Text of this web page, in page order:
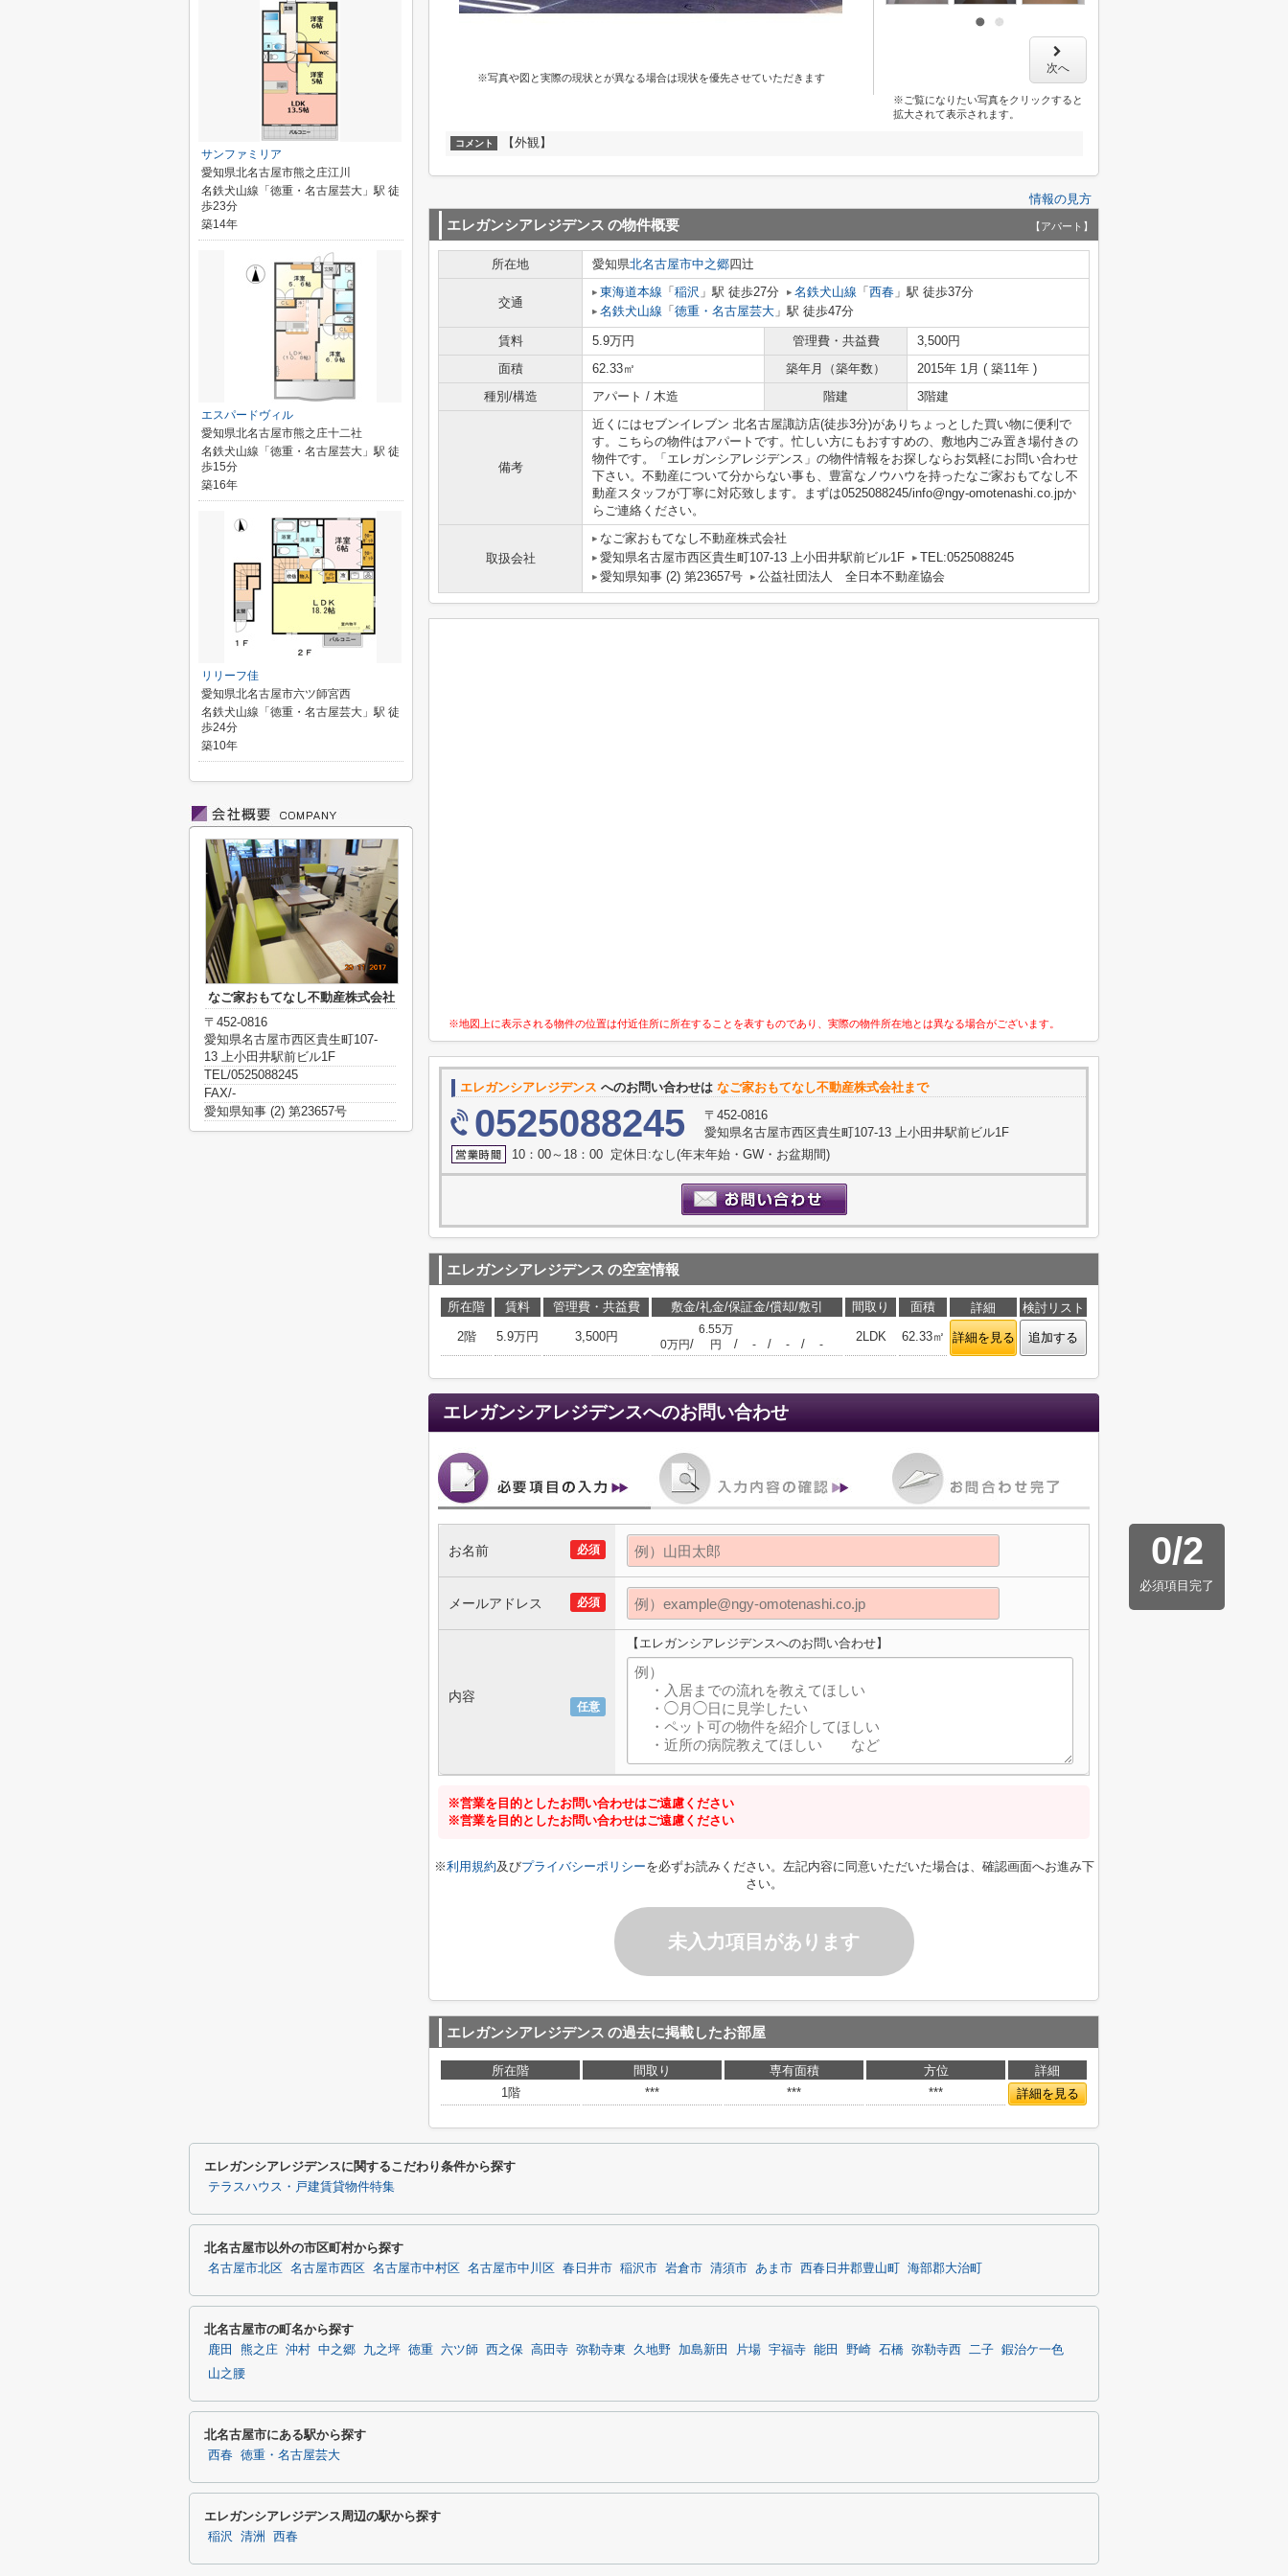
※写真や図と実際の現状とが異なる場合は現状を優先させていただきます
次へ
※ご覧になりたい写真をクリックすると
拡大されて表示されます。
コメント 【外観】
情報の見方
エレガンシアレジデンス の物件概要 【アパート】
所在地 愛知県北名古屋市中之郷四辻
交通
東海道本線 「 稲沢 」駅 徒歩27分 名鉄犬山線 「 西春 」駅 徒歩37分
名鉄犬山線 「 徳重・名古屋芸大 」駅 徒歩47分
賃料 5.9万円 管理費・共益費
3,500円
面積
62.33㎡ 築年月（築年数）
2015年 1月 ( 築11年 )
種別/構造
アパート / 木造 階建 3階建
備考
近くにはセブンイレブン 北名古屋諏訪店(徒歩3分)がありちょっとした買い物に便利で
す。こちらの物件はアパートです。忙しい方にもおすすめの、敷地内ごみ置き場付きの
物件です。「エレガンシアレジデンス」の物件情報をお探しならお気軽にお問い合わせ
下さい。不動産について分からない事も、豊富なノウハウを持ったなご家おもてなし不
動産スタッフが丁寧に対応致します。まずは0525088245/info@ngy-omotenashi.co.jpか
らご連絡ください。
取扱会社
なご家おもてなし不動産株式会社
愛知県名古屋市西区貴生町107-13 上小田井駅前ビル1F
TEL:0525088245
愛知県知事 (2) 第23657号
公益社団法人 全日本不動産協会
※地図上に表示される物件の位置は付近住所に所在することを表すものであり、実際の物件所在地とは異なる場合がございます。
エレガンシアレジデンス へのお問い合わせは なご家おもてなし不動産株式会社まで
0525088245
〒452-0816
愛知県名古屋市西区貴生町107-13 上小田井駅前ビル1F
10：00～18：00 定休日:なし(年末年始・GW・お盆期間)
エレガンシアレジデンス の空室情報
所在階 賃料 管理費・共益費 敷金/礼金/保証金/償却/敷引 間取り 面積 詳細
検討リスト
2階
5.9万円 3,500円
0万円/
6.55万
円
/ - / - / -
2LDK 62.33㎡ 詳細を見る 追加する
エレガンシアレジデンスへのお問い合わせ
0/2
必須項目完了
必須
お名前
必須
メールアドレス
任意
内容
【エレガンシアレジデンスへのお問い合わせ】
※営業を目的としたお問い合わせはご遠慮ください
※営業を目的としたお問い合わせはご遠慮ください
※利用規約及びプライバシーポリシーを必ずお読みください。左記内容に同意いただいた場合は、確認画面へお進み下
さい。
未入力項目があります
エレガンシアレジデンス の過去に掲載したお部屋
所在階 間取り 専有面積 方位
詳細
1階
*** *** *** 詳細を見る
サンファミリア
愛知県北名古屋市熊之庄江川
名鉄犬山線「徳重・名古屋芸大」駅 徒
歩23分
築14年
エスパードヴィル
愛知県北名古屋市熊之庄十二社
名鉄犬山線「徳重・名古屋芸大」駅 徒
歩15分
築16年
リリーフ佳
愛知県北名古屋市六ツ師宮西
名鉄犬山線「徳重・名古屋芸大」駅 徒
歩24分
築10年
なご家おもてなし不動産株式会社
〒452-0816
愛知県名古屋市西区貴生町107-
13 上小田井駅前ビル1F
TEL/0525088245
FAX/-
愛知県知事 (2) 第23657号
エレガンシアレジデンスに関するこだわり条件から探す
テラスハウス・戸建賃貸物件特集
北名古屋市以外の市区町村から探す
名古屋市北区 名古屋市西区 名古屋市中村区 名古屋市中川区 春日井市 稲沢市 岩倉市 清須市 あま市 西春日井郡豊山町 海部郡大治町
北名古屋市の町名から探す
鹿田 熊之庄 沖村 中之郷 九之坪 徳重 六ツ師 西之保 高田寺 弥勒寺東 久地野 加島新田 片場 宇福寺 能田 野崎 石橋 弥勒寺西 二子 鍜治ケ一色
山之腰
北名古屋市にある駅から探す
西春 徳重・名古屋芸大
エレガンシアレジデンス周辺の駅から探す
稲沢 清洲 西春